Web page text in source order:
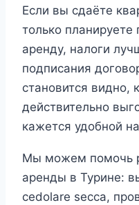
Если вы сдаёте
только планируете
аренду, налоги
подписания
становится видно,
действительно
кажется удобной
Мы можем помочь
аренды в Турине:
cedolare secca,